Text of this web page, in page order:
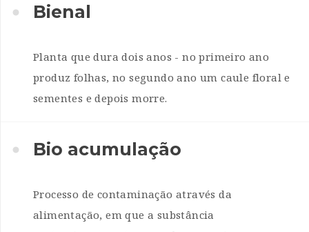
Bienal
Planta que dura dois anos - no primeiro ano
produz folhas, no segundo ano um caule floral e
sementes e depois morre.
Bio acumulação
Processo de contaminação através da
alimentação, em que a substância